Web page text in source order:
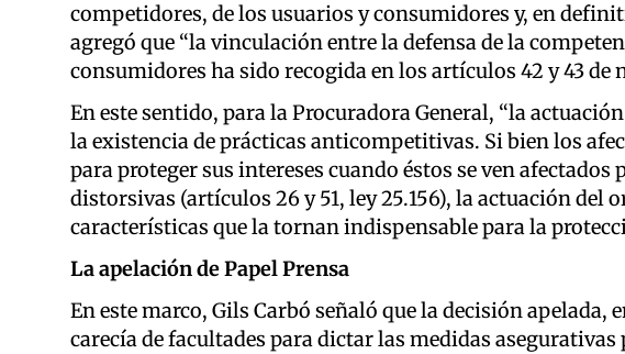
competidores, de los usuarios y consumidores y, en
agregó que “la vinculación entre la defensa de la
consumidores ha sido recogida en los artículos 42 y 43 de
En este sentido, para la Procuradora General, “la
la existencia de prácticas anticompetitivas. Si bien los
para proteger sus intereses cuando éstos se ven
distorsivas (artículos 26 y 51, ley 25.156), la actuación del
características que la tornan indispensable para la
La apelación de Papel Prensa
En este marco, Gils Carbó señaló que la decisión apelada,
carecía de facultades para dictar las medidas asegurativas